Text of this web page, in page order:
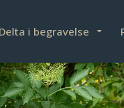
Delta i begravelse